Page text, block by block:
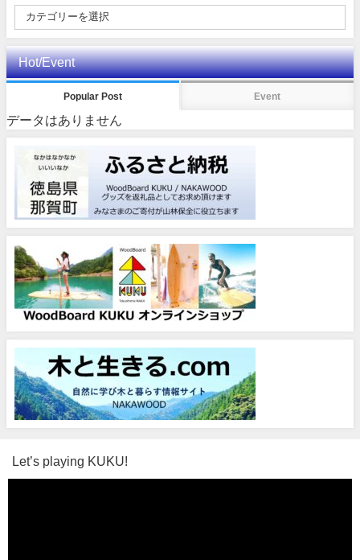
Hot/Event
Popular Post Event
データはありません
Let’s playing KUKU!